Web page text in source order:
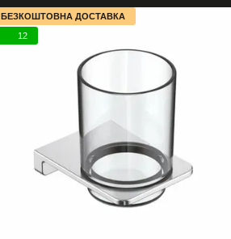
БЕЗКОШТОВНА ДОСТАВКА
12